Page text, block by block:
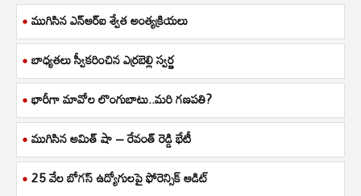
ముగిసిన ఎన్ఆర్ఐ శ్వేత అంత్యక్రియలు
బాధ్యతలు స్వీకరించిన ఎర్రబెల్లి స్వర్ణ
భారీగా మావోల లొంగుబాటు..మరి గణపతి?
ముగిసిన అమిత్ షా – రేవంత్ రెడ్డి భేటీ
25 వేల బోగస్ ఉద్యోగులపై ఫోరెన్సిక్ ఆడిట్